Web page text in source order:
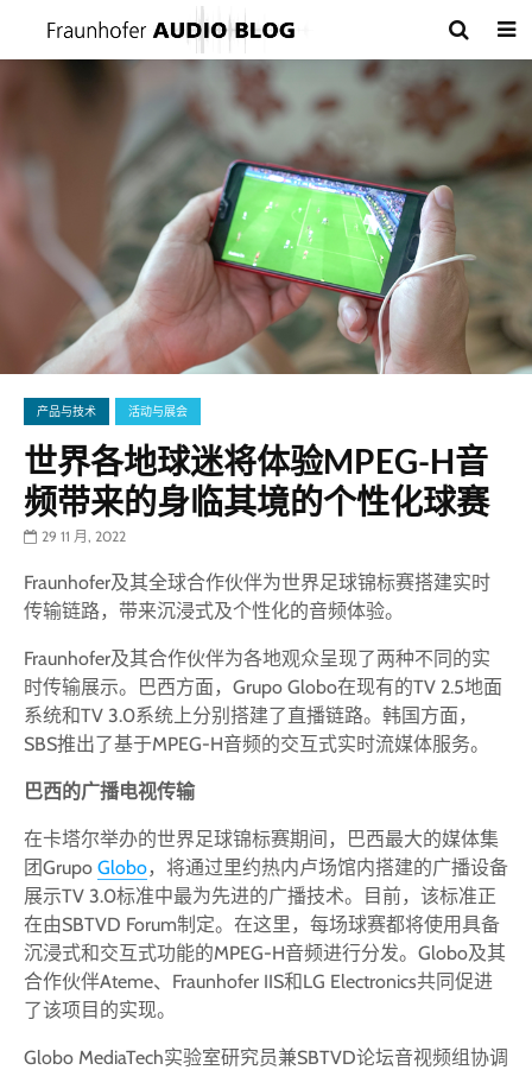
产品与技术 活动与展会
世界各地球迷将体验MPEG-H音
频带来的身临其境的个性化球赛
29 11 月, 2022
Fraunhofer及其全球合作伙伴为世界足球锦标赛搭建实时
传输链路，带来沉浸式及个性化的音频体验。
Fraunhofer及其合作伙伴为各地观众呈现了两种不同的实
时传输展示。巴西方面，Grupo Globo在现有的TV 2.5地面
系统和TV 3.0系统上分别搭建了直播链路。韩国方面，
SBS推出了基于MPEG-H音频的交互式实时流媒体服务。
巴西的广播电视传输
在卡塔尔举办的世界足球锦标赛期间，巴西最大的媒体集
团Grupo Globo，将通过里约热内卢场馆内搭建的广播设备
展示TV 3.0标准中最为先进的广播技术。目前，该标准正
在由SBTVD Forum制定。在这里，每场球赛都将使用具备
沉浸式和交互式功能的MPEG-H音频进行分发。Globo及其
合作伙伴Ateme、Fraunhofer IIS和LG Electronics共同促进
了该项目的实现。
Globo MediaTech实验室研究员兼SBTVD论坛音视频组协调